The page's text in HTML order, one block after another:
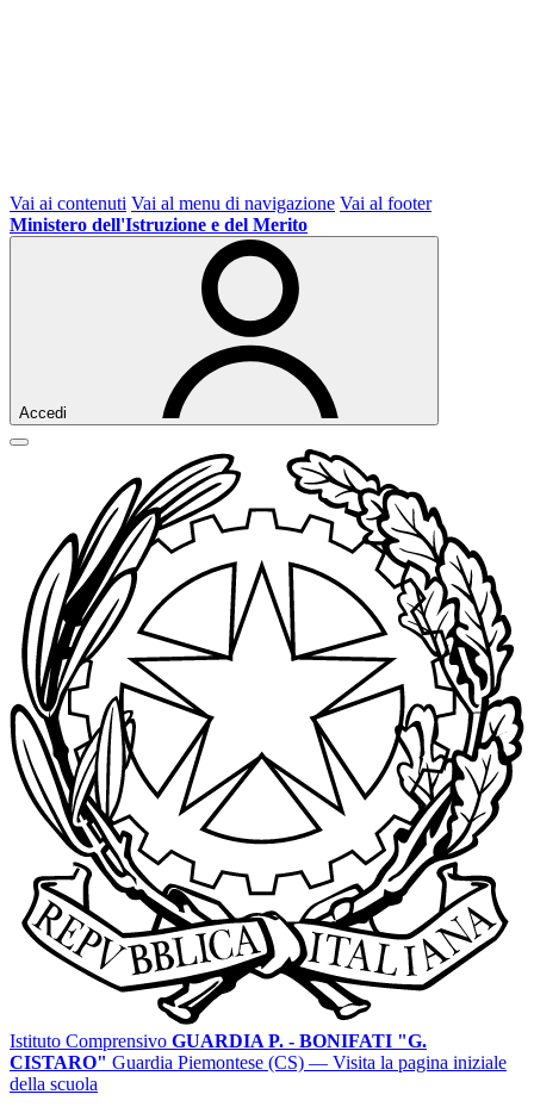
Vai ai contenuti Vai al menu di navigazione Vai al footer
Ministero dell'Istruzione e del Merito
Accedi
Istituto Comprensivo GUARDIA P. - BONIFATI "G.
CISTARO" Guardia Piemontese (CS) — Visita la pagina iniziale
della scuola